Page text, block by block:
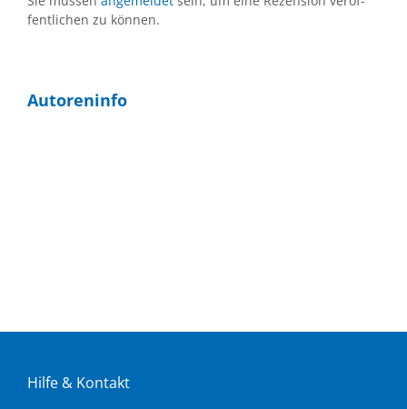
fent­li­chen zu kön­nen.
Au­toren­in­fo
Hil­fe & Kon­takt